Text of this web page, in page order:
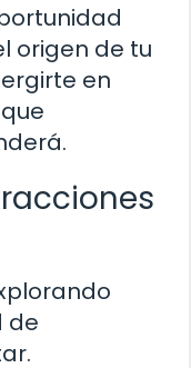
origen de tu
en
de